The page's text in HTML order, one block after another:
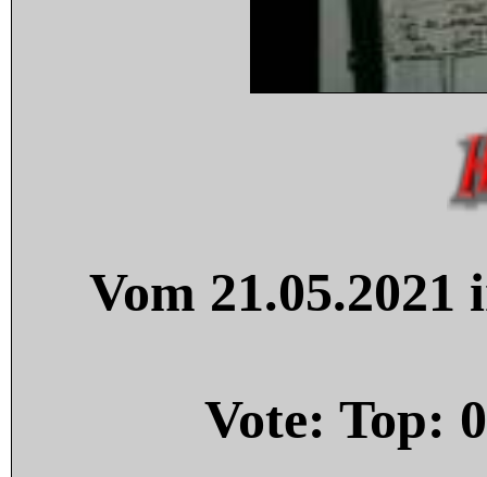
Vom
Vote: Top: 0